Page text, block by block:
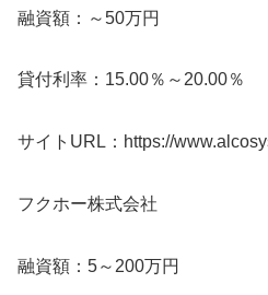
融資額：～50万円
貸付利率：15.00％～20.00％
サイトURL：https://
フクホー株式会社
融資額：5～200万円